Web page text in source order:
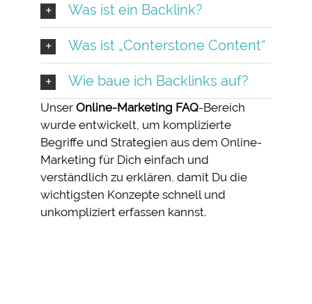
Was ist ein Backlink?
Was ist „Conterstone Content“
Wie baue ich Backlinks auf?
UnserOnline-Marketing FAQ-Bereich
wurde entwickelt, um komplizierte
Begriffe und Strategien aus dem Online-
Marketing für Dich einfach und
verständlich zu erklären, damit Du die
wichtigsten Konzepte schnell und
unkompliziert erfassen kannst.